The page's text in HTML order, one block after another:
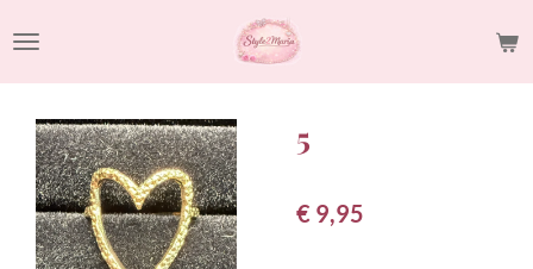
direct
naar
hoofdinhoud
5
€ 9,95